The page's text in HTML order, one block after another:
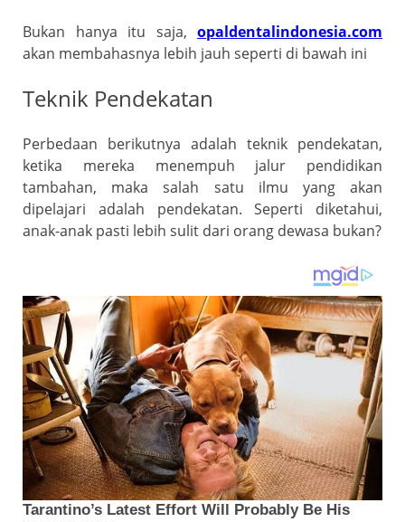
Bukan hanya itu saja, opaldentalindonesia.com
akan membahasnya lebih jauh seperti di bawah ini
Teknik Pendekatan
Perbedaan berikutnya adalah teknik pendekatan,
ketika mereka menempuh jalur pendidikan
tambahan, maka salah satu ilmu yang akan
dipelajari adalah pendekatan. Seperti diketahui,
anak-anak pasti lebih sulit dari orang dewasa bukan?